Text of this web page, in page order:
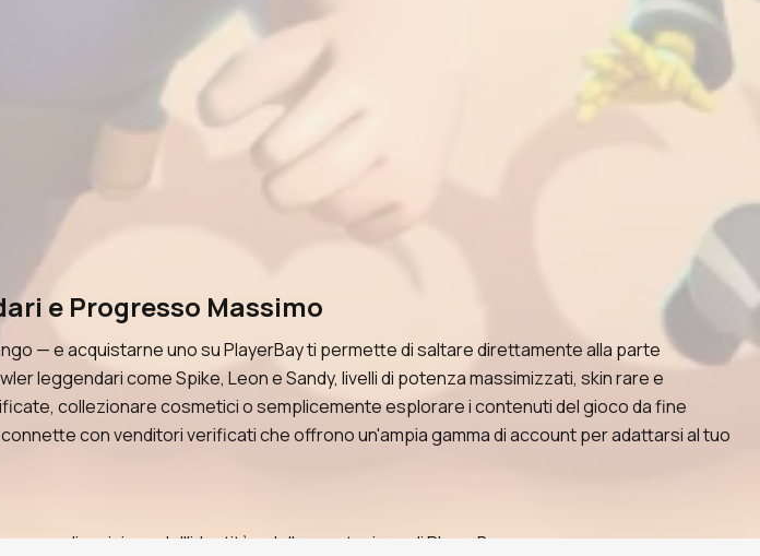
e Progresso Massimo
— e acquistarne uno su PlayerBay ti permette di saltare direttamente alla parte
leggendari come Spike, Leon e Sandy, livelli di potenza massimizzati, skin rare e
collezionare cosmetici o semplicemente esplorare i contenuti del gioco da fine
con venditori verificati che offrono un'ampia gamma di account per adattarsi al tuo
di revisione dell'identità e della reputazione di PlayerBay.